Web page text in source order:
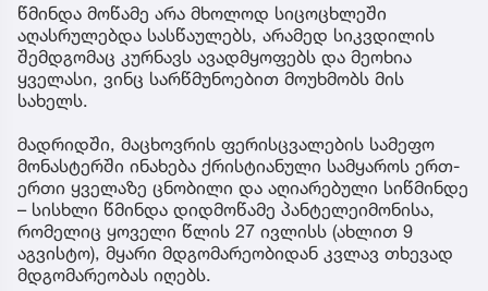
წმინდა მოწამე არა მხოლოდ სიცოცხლეში
აღასრულებდა სასწაულებს, არამედ სიკვდილის
შემდგომაც კურნავს ავადმყოფებს და მეოხია
ყველასი, ვინც სარწმუნოებით მოუხმობს მის
სახელს.
მადრიდში, მაცხოვრის ფერისცვალების სამეფო
მონასტერში ინახება ქრისტიანული სამყაროს ერთ-
ერთი ყველაზე ცნობილი და აღიარებული სიწმინდე
– სისხლი წმინდა დიდმოწამე პანტელეიმონისა,
რომელიც ყოველი წლის 27 ივლისს (ახლით 9
აგვისტო), მყარი მდგომარეობიდან კვლავ თხევად
მდგომარეობას იღებს.